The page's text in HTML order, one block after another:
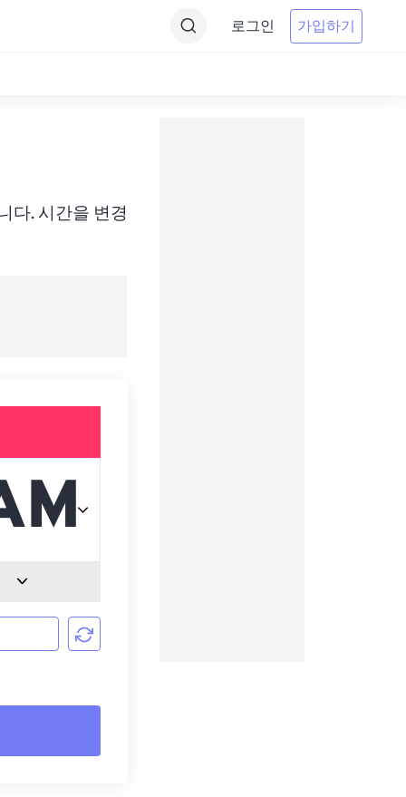
로그인 가입하기
다. 시간을 변경